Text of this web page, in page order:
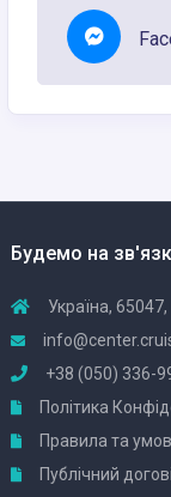
Будемо на
Україна,
+38 (050) 336-
Політика
Правила та
Публічний